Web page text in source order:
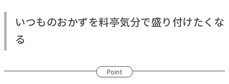
いつものおかずを料亭気分で盛り付けたくな
る
Point